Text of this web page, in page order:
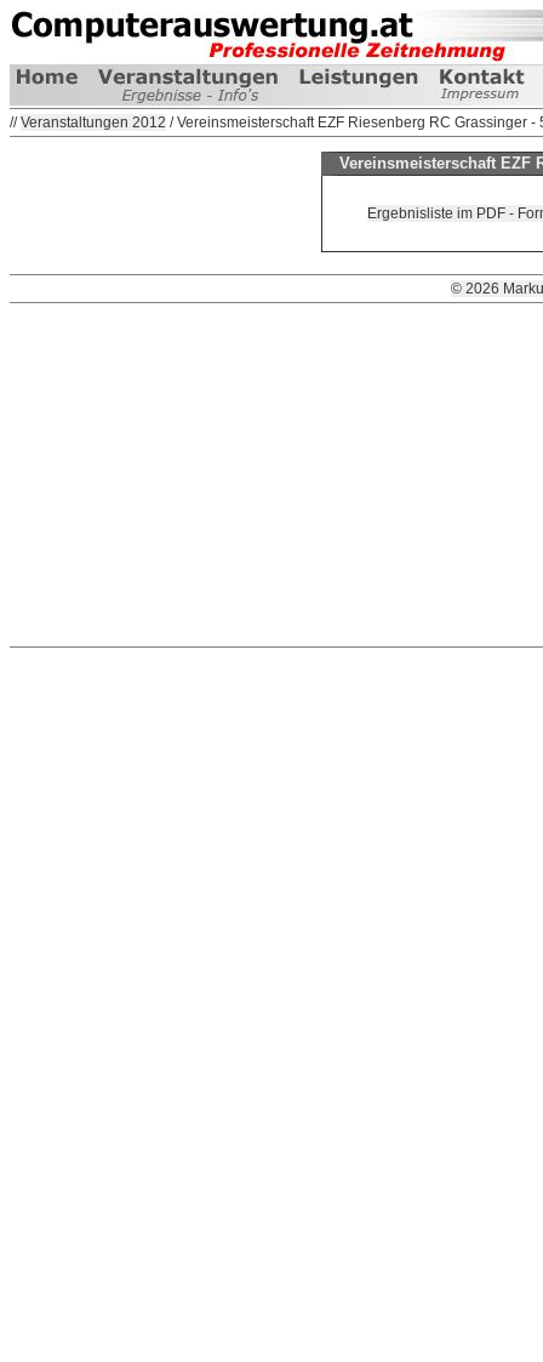
//Veranstaltungen 2012 / Vereinsmeisterschaft EZF Riesenberg RC Grassinger -
Vereinsmeisterschaft EZF
Ergebnisliste im PDF -
© 2026